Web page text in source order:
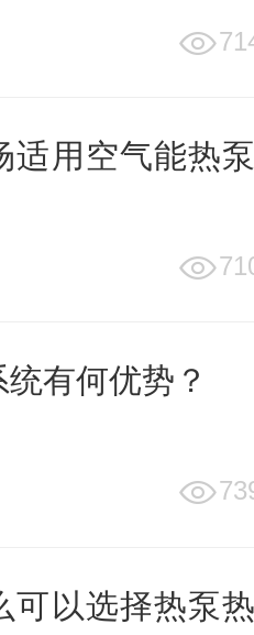
适用空气能热
有何优势？
可以选择热泵